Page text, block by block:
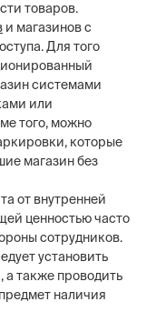
товаров.
и магазинов с
Для того
системами
или
того, можно
которые
магазин без
от внутренней
ценностью часто
сотрудников.
установить
также проводить
наличия